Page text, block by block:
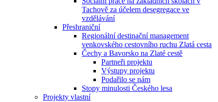
Tachově za účelem desegregace ve
vzdělávání
Přeshraniční
Regionální destinační management
venkovského cestovního ruchu Zlatá cesta
Čechy a Bavorsko na Zlaté cestě
Partneři projektu
Výstupy projektu
Podařilo se nám
Stopy minulosti Českého lesa
Projekty vlastní